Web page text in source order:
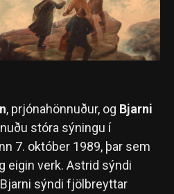
, prjónahönnuður, og Bjarni
stóra sýningu í
7. október 1989, þar sem
eigin verk. Astrid sýndi
sýndi fjölbreyttar